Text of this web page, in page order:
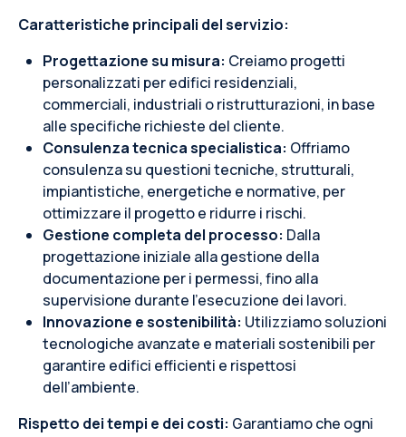
Caratteristiche principali del servizio:
Progettazione su misura: Creiamo progetti
personalizzati per edifici residenziali,
commerciali, industriali o ristrutturazioni, in base
alle specifiche richieste del cliente.
Consulenza tecnica specialistica: Offriamo
consulenza su questioni tecniche, strutturali,
impiantistiche, energetiche e normative, per
ottimizzare il progetto e ridurre i rischi.
Gestione completa del processo: Dalla
progettazione iniziale alla gestione della
documentazione per i permessi, fino alla
supervisione durante l’esecuzione dei lavori.
Innovazione e sostenibilità: Utilizziamo soluzioni
tecnologiche avanzate e materiali sostenibili per
garantire edifici efficienti e rispettosi
dell’ambiente.
Rispetto dei tempi e dei costi: Garantiamo che ogni